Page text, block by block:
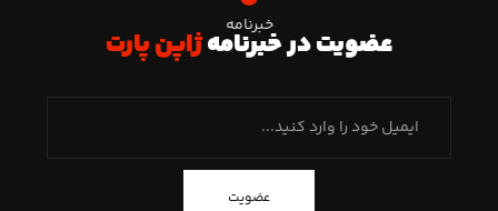
خبرنامه
عضویت در خبرنامهژاپن پارت
عضویت